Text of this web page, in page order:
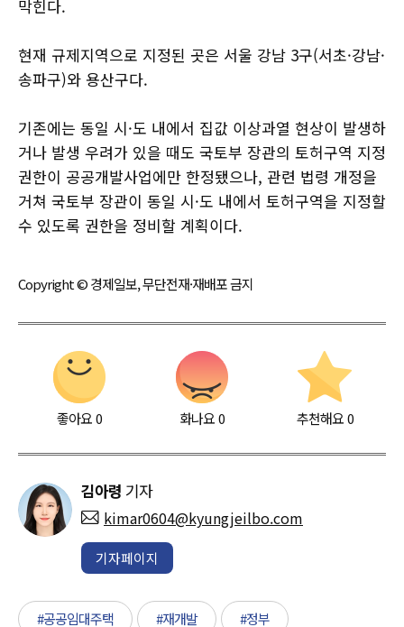
막힌다.
현재 규제지역으로 지정된 곳은 서울 강남 3구(서초·강남·
송파구)와 용산구다.
기존에는 동일 시·도 내에서 집값 이상과열 현상이 발생하
거나 발생 우려가 있을 때도 국토부 장관의 토허구역 지정
권한이 공공개발사업에만 한정됐으나, 관련 법령 개정을
거쳐 국토부 장관이 동일 시·도 내에서 토허구역을 지정할
수 있도록 권한을 정비할 계획이다.
Copyright © 경제일보, 무단전재·재배포 금지
좋아요0 화나요0 추천해요 0
김아령 기자
kimar0604@kyungjeilbo.com
기자페이지
#공공임대주택 #재개발 #정부